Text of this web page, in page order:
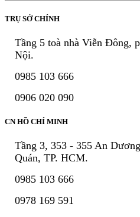
TRỤ SỞ CHÍNH
Tầng 5 toà nhà Viễn Đông,
Nội.
0985 103 666
0906 020 090
CN HỒ CHÍ MINH
Tầng 3, 353 - 355 An
Quán, TP. HCM.
0985 103 666
0978 169 591